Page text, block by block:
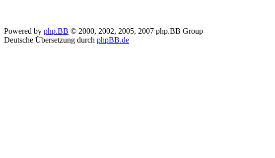
Powered by php.BB © 2000, 2002, 2005, 2007 php.BB Group
Deutsche Übersetzung durch phpBB.de